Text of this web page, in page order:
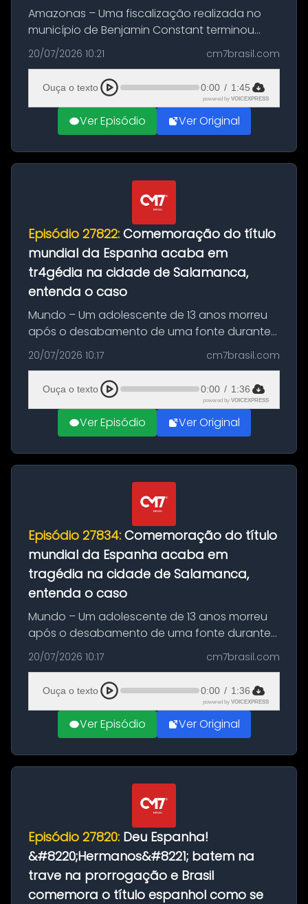
Amazonas – Uma fiscalização realizada no
município de Benjamin Constant terminou
com a apreensão de aproximadamente 115
quilos de entorpecentes em uma
embarcação atracada no porto da cidade. O
materia...
20/07/2026 10:21 cm7brasil.com
Ouça o texto 0:00 / 1:45
powered by VOICEXPRESS
Ver Episódio Ver Original
Episódio 27822: Comemoração do título
mundial da Espanha acaba em
tr4gédia na cidade de Salamanca,
entenda o caso
Mundo – Um adolescente de 13 anos morreu
após o desabamento de uma fonte durante
as comemorações pelo título da Copa do
Mundo conquistado pela Espanha, em
Ciudad Rodrigo, na província de Salamanca,
no...
20/07/2026 10:17 cm7brasil.com
Ouça o texto 0:00 / 1:36
powered by VOICEXPRESS
Ver Episódio Ver Original
Episódio 27834: Comemoração do título
mundial da Espanha acaba em
tragédia na cidade de Salamanca,
entenda o caso
Mundo – Um adolescente de 13 anos morreu
após o desabamento de uma fonte durante
as comemorações pelo título da Copa do
Mundo conquistado pela Espanha, em
Ciudad Rodrigo, na província de Salamanca,
no...
20/07/2026 10:17 cm7brasil.com
Ouça o texto 0:00 / 1:36
powered by VOICEXPRESS
Ver Episódio Ver Original
Episódio 27820: Deu Espanha!
&#8220;Hermanos&#8221; batem na
trave na prorrogação e Brasil
comemora o título espanhol como se